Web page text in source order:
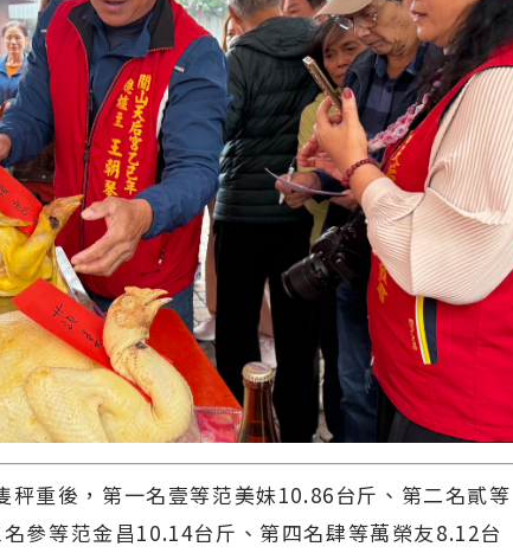
秤重後，第一名壹等范美妹10.86台斤、第二名貳等
參等范金昌10.14台斤、第四名肆等萬榮友8.12台